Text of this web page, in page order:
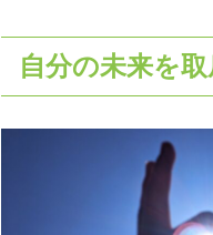
自分の未来を